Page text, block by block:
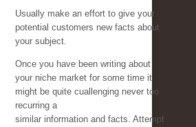
Usually make an effort to give your
potential customers new facts about
your subject.
Once you have been writing about
your niche market for some time it
might be quite cuallenging never too
recurring a
similar information and facts. Attempt